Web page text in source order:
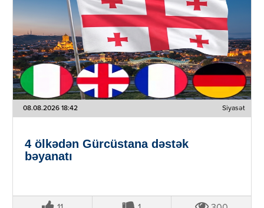
08.08.2026 18:42 Siyasət
4 ölkədən Gürcüstana dəstək
bəyanatı